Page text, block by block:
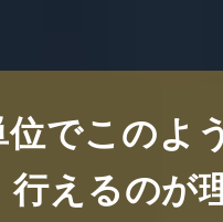
位でこのよ
行えるのが